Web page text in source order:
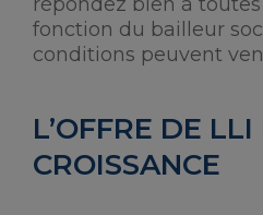
répondez bien à
fonction du bailleur
conditions peuvent
L’OFFRE DE
CROISSANCE